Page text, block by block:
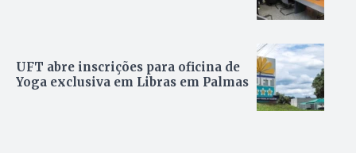
UFT abre inscrições para oficina de
Yoga exclusiva em Libras em Palmas